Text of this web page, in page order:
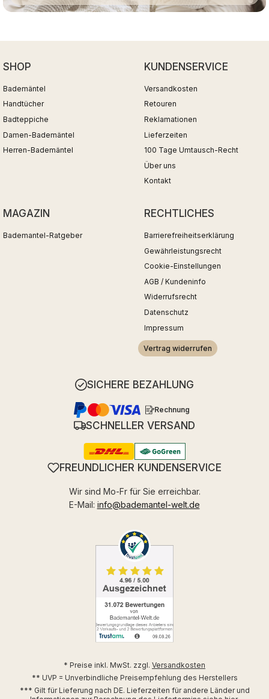
SHOP
Bademäntel
Handtücher
Badteppiche
Damen-Bademäntel
Herren-Bademäntel
KUNDENSERVICE
Versandkosten
Retouren
Reklamationen
Lieferzeiten
100 Tage Umtausch-Recht
Über uns
Kontakt
MAGAZIN
Bademantel-Ratgeber
RECHTLICHES
Barrierefreiheitserklärung
Gewährleistungsrecht
Cookie-Einstellungen
AGB / Kundeninfo
Widerrufsrecht
Datenschutz
Impressum
Vertrag widerrufen
SICHERE BEZAHLUNG
Rechnung
SCHNELLER VERSAND
FREUNDLICHER KUNDENSERVICE
Wir sind Mo-Fr für Sie erreichbar.
E-Mail: info@bademantel-welt.de
* Preise inkl. MwSt. zzgl. Versandkosten
** UVP = Unverbindliche Preisempfehlung des Herstellers
*** Gilt für Lieferung nach DE. Lieferzeiten für andere Länder und